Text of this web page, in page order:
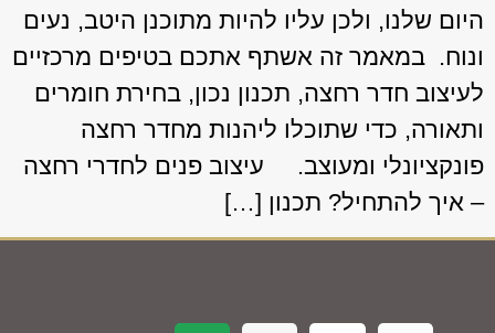
היום שלנו, ולכן עליו להיות מתוכנן היטב, נעים
ונוח. במאמר זה אשתף אתכם בטיפים מרכזיים
לעיצוב חדר רחצה, תכנון נכון, בחירת חומרים
ותאורה, כדי שתוכלו ליהנות מחדר רחצה
פונקציונלי ומעוצב. עיצוב פנים לחדרי רחצה
– איך להתחיל? תכנון […]